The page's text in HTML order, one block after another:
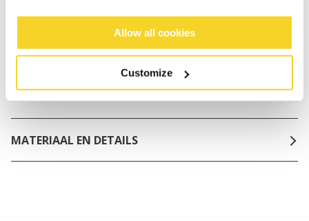
Allow all cookies
Customize
82% gerecycled polyamide/nylon
Volledig gevoerd
Gedraaid detail aan de voorkant
Zonder beugel
MATERIAAL EN DETAILS